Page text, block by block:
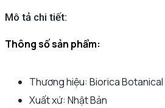
Mô tả chi tiết:
Thông số sản phẩm:
Thương hiệu: Biorica Botanical
Xuất xứ: Nhật Bản